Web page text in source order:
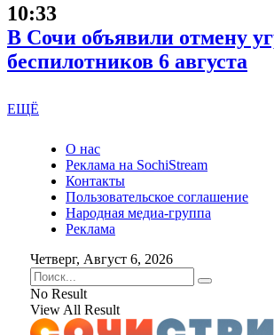
10:33
В Сочи объявили отмену
беспилотников 6 августа
ЕЩЁ
О нас
Реклама на SochiStream
Контакты
Пользовательское соглашение
Народная медиа-группа
Реклама
Четверг, Август 6, 2026
No Result
View All Result